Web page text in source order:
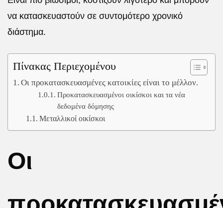
να κατασκευαστούν σε συντομότερο χρονικό
διάστημα.
Πίνακας Περιεχομένου
Οι προκατασκευασμένες κατοικίες είναι το μέλλον.
Προκατασκευασμένοι οικίσκοι και τα νέα
δεδομένα δόμησης
Μεταλλικοί οικίσκοι
Οι